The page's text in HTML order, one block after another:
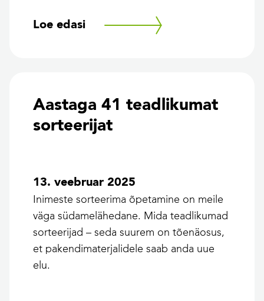
Loe edasi
Aastaga 41 teadlikumat
sorteerijat
13. veebruar 2025
Inimeste sorteerima õpetamine on meile
väga südamelähedane. Mida teadlikumad
sorteerijad – seda suurem on tõenäosus,
et pakendimaterjalidele saab anda uue
elu.